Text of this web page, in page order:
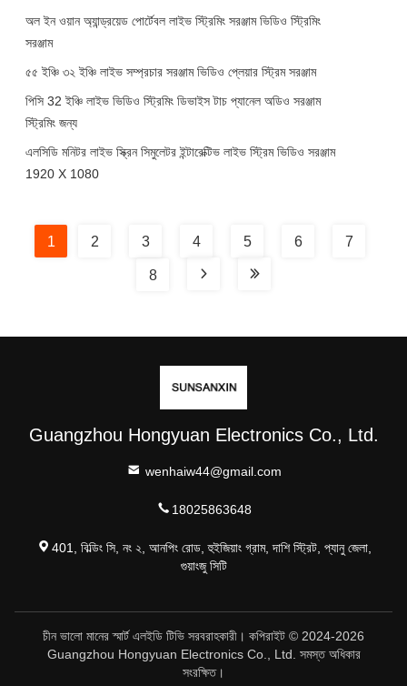
অল ইন ওয়ান অ্যান্ড্রয়েড পোর্টেবল লাইভ স্ট্রিমিং সরঞ্জাম ভিডিও স্ট্রিমিং
সরঞ্জাম
৫৫ ইঞ্চি ৩২ ইঞ্চি লাইভ সম্প্রচার সরঞ্জাম ভিডিও প্লেয়ার স্ট্রিম সরঞ্জাম
পিসি 32 ইঞ্চি লাইভ ভিডিও স্ট্রিমিং ডিভাইস টাচ প্যানেল অডিও সরঞ্জাম
স্ট্রিমিং জন্য
এলসিডি মনিটর লাইভ স্ক্রিন সিমুলেটর ইন্টারেক্টিভ লাইভ স্ট্রিম ভিডিও সরঞ্জাম
1920 X 1080
1 2 3 4 5 6 7
8
Guangzhou Hongyuan Electronics Co., Ltd.
wenhaiw44@gmail.com
18025863648
401, বিল্ডিং সি, নং ২, আনপিং রোড, হুইজিয়াং গ্রাম, দাশি স্ট্রিট, প্যানু জেলা,
গুয়াংজু সিটি
চীন ভালো মানের স্মার্ট এলইডি টিভি সরবরাহকারী। কপিরাইট © 2024-2026
Guangzhou Hongyuan Electronics Co., Ltd. সমস্ত অধিকার
সংরক্ষিত।